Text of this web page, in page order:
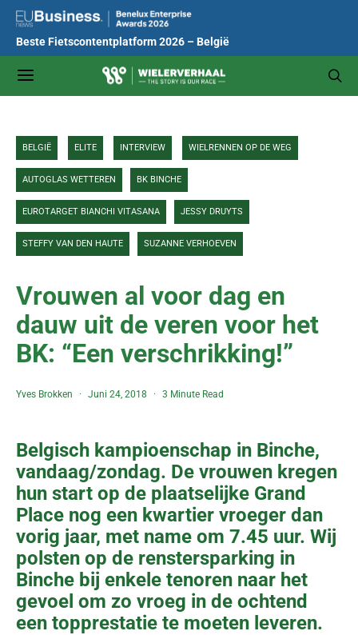
Beste Fietscontentplatform 2026 – België
BELGIË ELITE INTERVIEW WIELRENNEN OP DE WEG
AUTOGLAS WETTEREN BK BINCHE
EUROTARGET BIANCHI VITASANA JESSY DRUYTS
STEFFY VAN DEN HAUTE SUZANNE VERHOEVEN
Vrouwen al voor dag en
dauw uit de veren voor het
BK: “Een verschrikking!”
Yves Brokken Juni 24, 2018 3 Minute Read
Belgisch kampioenschap in Binche,
vandaag/zondag. De vrouwen kregen
hun start op de plaatselijke Grand
Place nog een kwartier vroeger dan
vorig jaar, met name om 7.45 uur. Wij
polsten op de renstersparking in
Binche bij enkele tenoren naar het
gevoel om zo vroeg in de ochtend
een topprestatie te moeten leveren.